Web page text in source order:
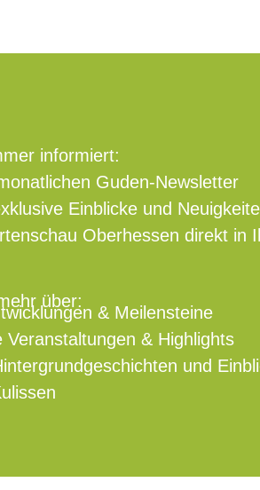
informiert:
Guden-Newsletter
Einblicke und
Oberhessen direkt in
über:
& Meilensteine
Veranstaltungen & Highlights
und